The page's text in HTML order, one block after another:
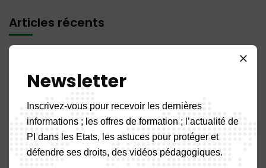
Articles récents
PUBLICATION N° 11DM / 2026 du 31 Juillet 2026
PUBLICATION N° 04 BR / 2026 du 31 Juillet 2026
Newsletter
Inscrivez-vous pour recevoir les dernières
informations ; les offres de formation ; l’actualité de
PI dans les Etats, les astuces pour protéger et
défendre ses droits, des vidéos pédagogiques.